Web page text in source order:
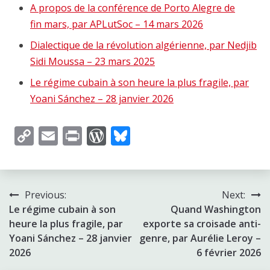
A propos de la conférence de Porto Alegre de
fin mars, par APLutSoc – 14 mars 2026
Dialectique de la révolution algérienne, par Nedjib
Sidi Moussa – 23 mars 2025
Le régime cubain à son heure la plus fragile, par
Yoani Sánchez – 28 janvier 2026
CopyEmailPrintWordPress
Post
navigation
Previous:
Le régime cubain à son
heure la plus fragile, par
Yoani Sánchez – 28 janvier
2026
Next:
Quand Washington
exporte sa croisade anti-
genre, par Aurélie Leroy –
6 février 2026